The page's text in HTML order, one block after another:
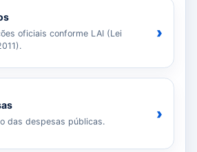
oficiais conforme LAI (Lei
›
das despesas públicas. ›